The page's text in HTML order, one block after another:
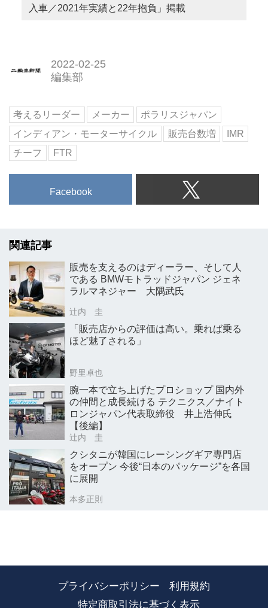
入車／2021年実績と22年抱負」掲載
2022-02-25
編集部
考えるリーダー メーカー
ポラリスジャパン
インディアン・モーターサイクル
販売台数増
IMR
チーフ
FTR
Facebook
関連記事
販売を支えるのはディーラー、そして人
である BMWモトラッドジャパン ジェネ
ラルマネジャー 大隅武氏
辻内 圭
「販売店からの評価は高い。乗れば乗る
ほど魅了される」
野里卓也
腕一本で立ち上げたプロショップ 国内外
の仲間と成長続ける テクニクス／ナイト
ロンジャパン代表取締役 井上浩伸氏
【後編】
辻内 圭
クシタニが韓国にレーシングギア専門店
をオープン 今後“日本のパッケージ”を各国
に展開
本多正則
プライバシーポリシー
利用規約
特定商取引法に基づく表示